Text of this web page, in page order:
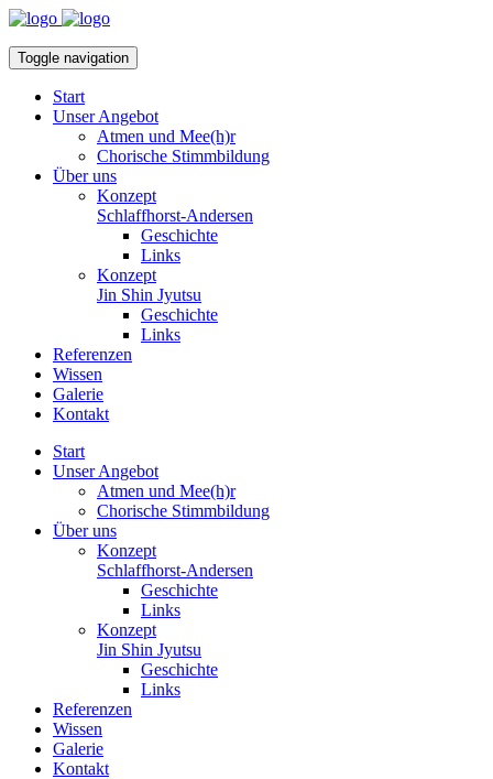
Toggle navigation
Start
Unser Angebot
Atmen und Mee(h)r
Chorische Stimmbildung
Über uns
Konzept
Schlaffhorst-Andersen
Geschichte
Links
Konzept
Jin Shin Jyutsu
Geschichte
Links
Referenzen
Wissen
Galerie
Kontakt
Start
Unser Angebot
Atmen und Mee(h)r
Chorische Stimmbildung
Über uns
Konzept
Schlaffhorst-Andersen
Geschichte
Links
Konzept
Jin Shin Jyutsu
Geschichte
Links
Referenzen
Wissen
Galerie
Kontakt